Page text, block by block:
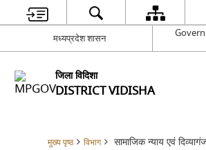
मध्यप्रदेश शासन
जिला विदिशा
DISTRICT VIDISHA
मुख्य पृष्ठ विभाग सामाजिक न्‍याय एवं